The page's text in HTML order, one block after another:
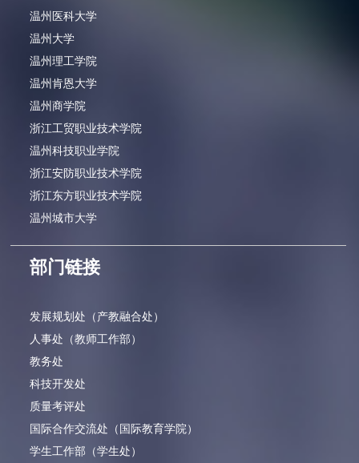
温州医科大学
温州大学
温州理工学院
温州肯恩大学
温州商学院
浙江工贸职业技术学院
温州科技职业学院
浙江安防职业技术学院
浙江东方职业技术学院
温州城市大学
部门链接
发展规划处（产教融合处）
人事处（教师工作部）
教务处
科技开发处
质量考评处
国际合作交流处（国际教育学院）
学生工作部（学生处）